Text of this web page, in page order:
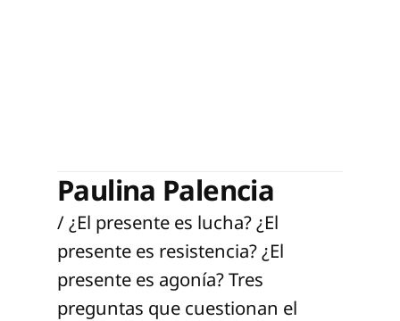
Paulina Palencia
/ ¿El presente es lucha? ¿El
presente es resistencia? ¿El
presente es agonía? Tres
preguntas que cuestionan el